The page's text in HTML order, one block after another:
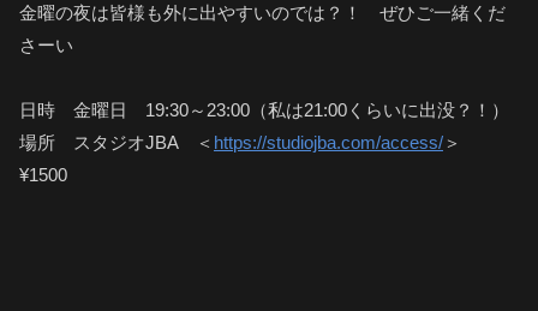
金曜の夜は皆様も外に出やすいのでは？！ ぜひご一緒くだ
さーい
日時 金曜日 19:30～23:00（私は21:00くらいに出没？！）
場所 スタジオJBA ＜ https://studiojba.com/access/＞
¥1500